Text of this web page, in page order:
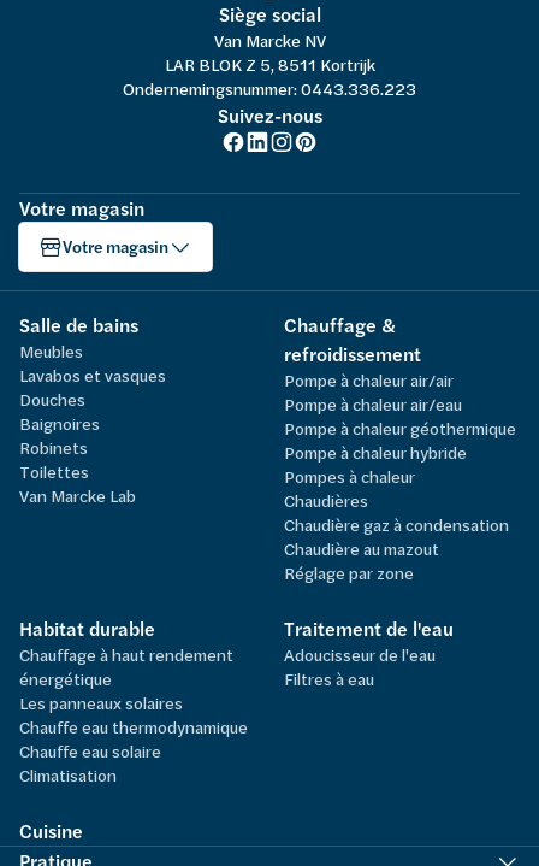
Siège social
Van Marcke NV
LAR BLOK Z 5, 8511 Kortrijk
Ondernemingsnummer: 0443.336.223
Suivez-nous
Votre magasin
Votre magasin
Salle de bains
Meubles
Lavabos et vasques
Douches
Baignoires
Robinets
Toilettes
Van Marcke Lab
Chauffage &
refroidissement
Pompe à chaleur air/air
Pompe à chaleur air/eau
Pompe à chaleur géothermique
Pompe à chaleur hybride
Pompes à chaleur
Chaudières
Chaudière gaz à condensation
Chaudière au mazout
Réglage par zone
Habitat durable
Chauffage à haut rendement
énergétique
Les panneaux solaires
Chauffe eau thermodynamique
Chauffe eau solaire
Climatisation
Traitement de l'eau
Adoucisseur de l'eau
Filtres à eau
Cuisine